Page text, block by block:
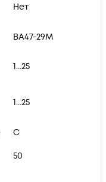
Нет
ВА47-29M
1...25
1...25
C
50